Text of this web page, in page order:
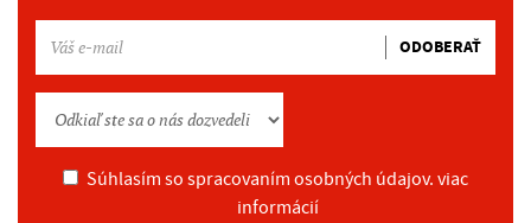
ODOBERAŤ
Súhlasím so spracovaním osobných údajov. viac
informácií